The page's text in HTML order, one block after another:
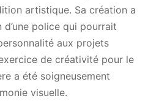
artistique. Sa création a
police qui pourrait
aux projets
de créativité pour le
a été soigneusement
visuelle.